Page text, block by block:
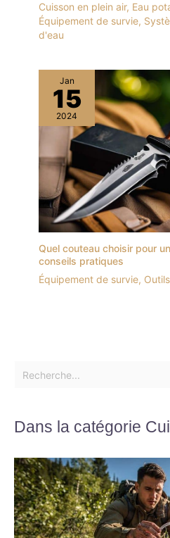
Cuisson en plein air, Eau
Équipement de survie,
d'eau
Jan
15
2024
Quel couteau choisir pour
conseils pratiques
Équipement de survie,
Dans la catégorie